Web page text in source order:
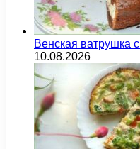
Венская ватрушка
10.08.2026